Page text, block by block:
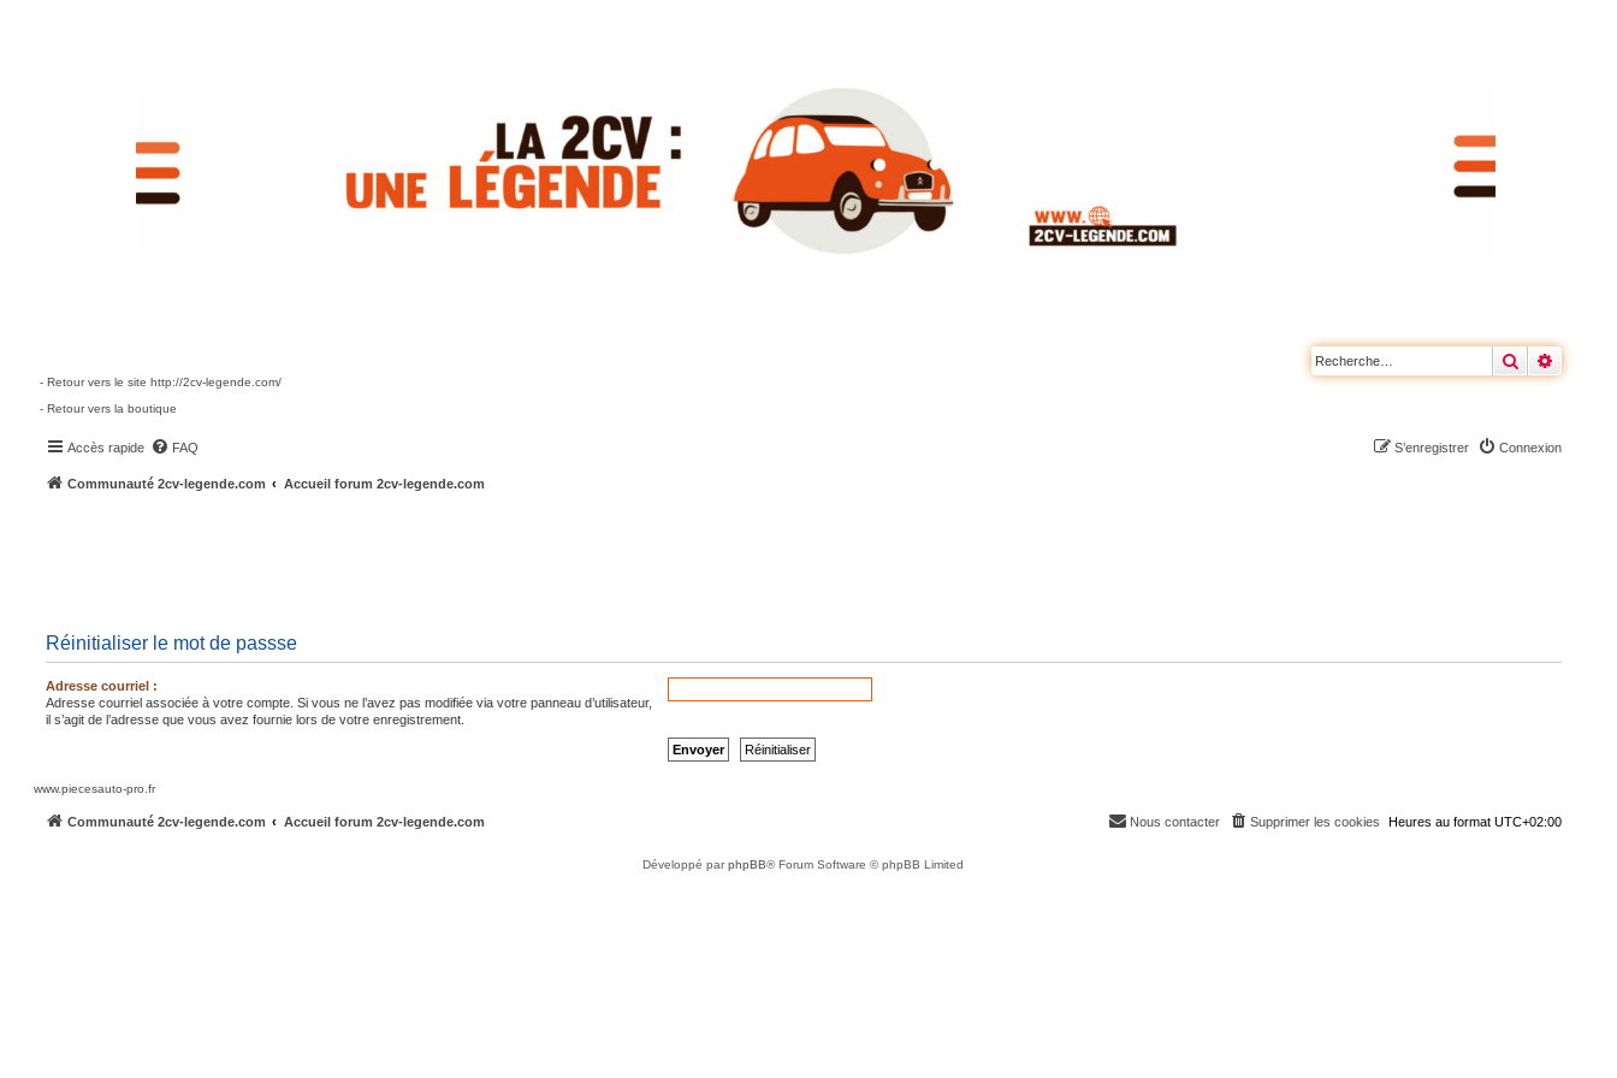
Rechercher
- Retour vers le site http://2cv-legende.com/
- Retour vers la boutique
Accès rapide FAQ Connexion
S’enregistrer
Communauté 2cv-legende.com Accueil forum 2cv-legende.com
Réinitialiser le mot de passse
Adresse courriel :
Adresse courriel associée à votre compte. Si vous ne l’avez pas modifiée via votre panneau d’utilisateur,
il s’agit de l’adresse que vous avez fournie lors de votre enregistrement.
www.piecesauto-pro.fr
Communauté 2cv-legende.com Accueil forum 2cv-legende.com Heures au formatUTC+02:00
Supprimer les cookies
Nous contacter
Développé parphpBB® Forum Software © phpBB Limited